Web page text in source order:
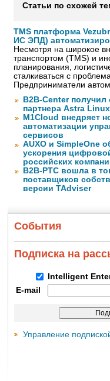
Статьи по схожей
TMS платформа
ИС ЭПД)
Несмотря на широкое
транспортом (TMS) и
планирования,
сталкиваться с
Предприниматели
B2B-Center получил
партнера Astra Linux
M1Cloud внедряет
автоматизации
сервисов
AUXO и SimpleOne
ускорения
российских
B2B-РТС вошла в
поставщиков
версии TAdviser
События
Подписка на
Intelligent
E-mail
Управление